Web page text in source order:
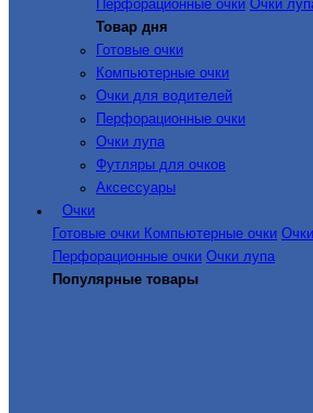
Перфорационные очки Очки
Товар дня
Готовые очки
Компьютерные очки
Очки для водителей
Перфорационные очки
Очки лупа
Футляры для очков
Аксессуары
Очки
Готовые очки Компьютерные очки
Перфорационные очки Очки лупа
Популярные товары